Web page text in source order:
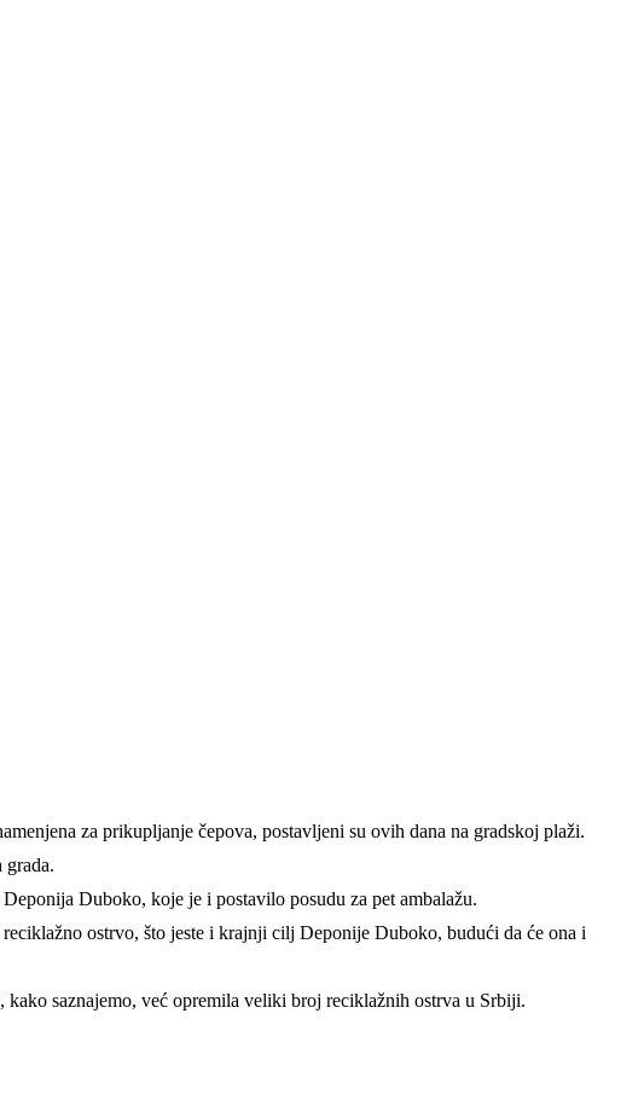
za prikupljanje čepova, postavljeni su ovih dana na gradskoj plaži.
grada.
Duboko, koje je i postavilo posudu za pet ambalažu.
ostrvo, što jeste i krajnji cilj Deponije Duboko, budući da će ona i
saznajemo, već opremila veliki broj reciklažnih ostrva u Srbiji.